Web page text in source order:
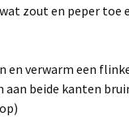
zout en peper toe
en verwarm een
beide kanten